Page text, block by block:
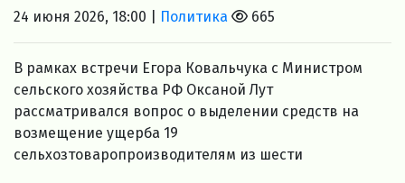
24 июня 2026, 18:00 | Политика 665
В рамках встречи Егора Ковальчука с Министром
сельского хозяйства РФ Оксаной Лут
рассматривался вопрос о выделении средств на
возмещение ущерба 19
сельхозтоваропроизводителям из шести